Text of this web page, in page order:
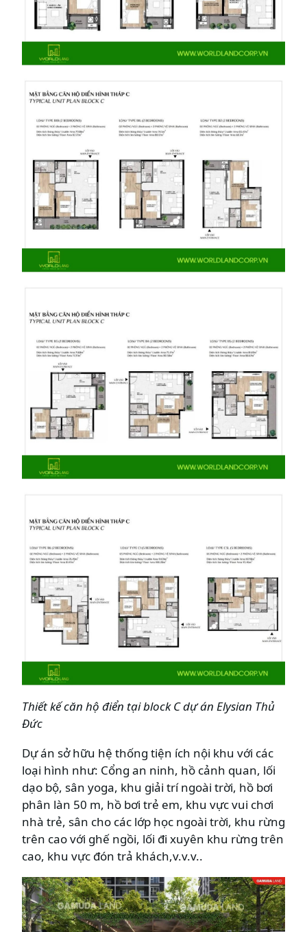
Thiết kế căn hộ điển tại block C dự án Elysian Thủ
Đức
Dự án sở hữu hệ thống tiện ích nội khu với các
loại hình như: Cổng an ninh, hồ cảnh quan, lối
dạo bộ, sân yoga, khu giải trí ngoài trời, hồ bơi
phân làn 50 m, hồ bơi trẻ em, khu vực vui chơi
nhà trẻ, sân cho các lớp học ngoài trời, khu rừng
trên cao với ghế ngồi, lối đi xuyên khu rừng trên
cao, khu vực đón trả khách,v.v.v..